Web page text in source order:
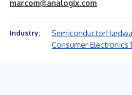
marcom@analogix.com
Industry: Semiconductor
Consumer Electronics